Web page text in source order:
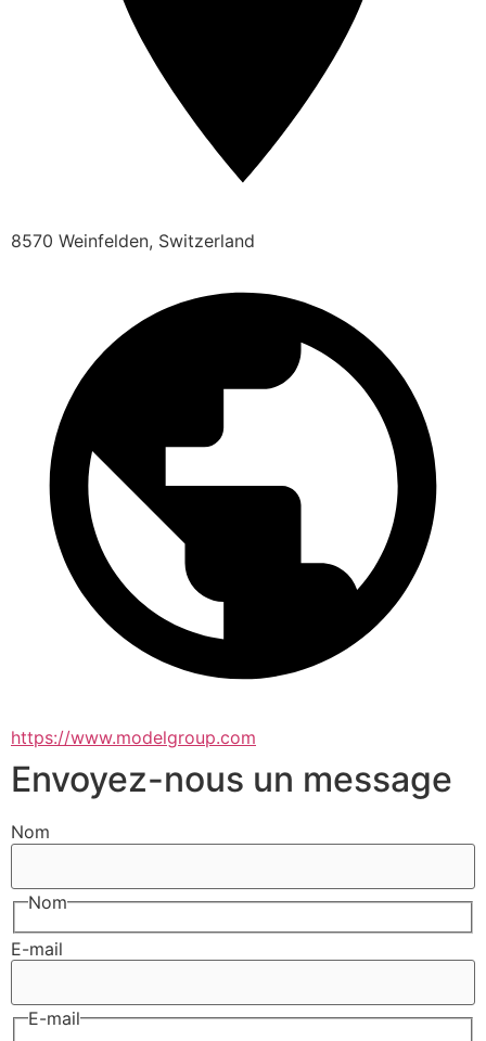
8570 Weinfelden, Switzerland
https://www.modelgroup.com
Envoyez-nous un message
Nom
Nom
E-mail
E-mail